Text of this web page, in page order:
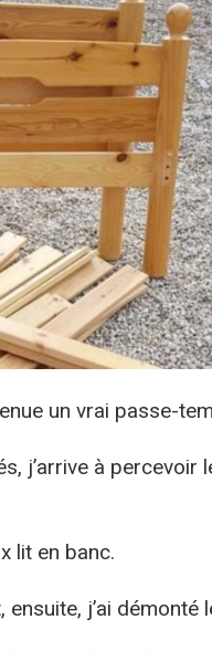
un vrai passe-
j’arrive à percevoir
lit en banc.
j’ai démonté